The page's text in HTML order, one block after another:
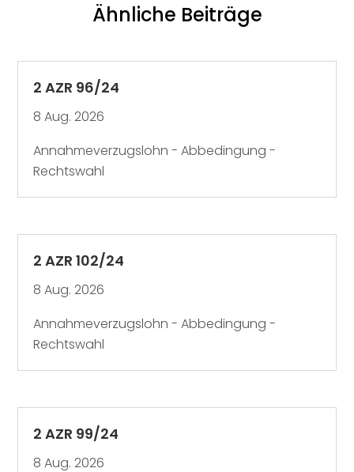
Ähnliche Beiträge
2 AZR 96/24
8 Aug. 2026
Annahmeverzugslohn - Abbedingung -
Rechtswahl
2 AZR 102/24
8 Aug. 2026
Annahmeverzugslohn - Abbedingung -
Rechtswahl
2 AZR 99/24
8 Aug. 2026